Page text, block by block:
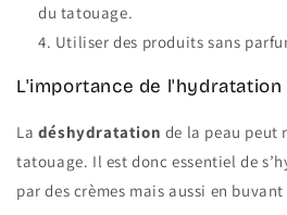
du tatouage.
Utiliser des produits sans
L'importance de l'hydratation
La déshydratation de la peau peut
tatouage. Il est donc essentiel de
par des crèmes mais aussi en